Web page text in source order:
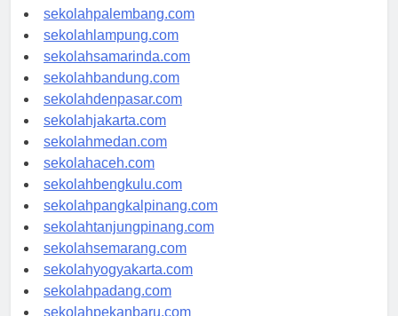
sekolahriau.com
sekolahpalembang.com
sekolahlampung.com
sekolahsamarinda.com
sekolahbandung.com
sekolahdenpasar.com
sekolahjakarta.com
sekolahmedan.com
sekolahaceh.com
sekolahbengkulu.com
sekolahpangkalpinang.com
sekolahtanjungpinang.com
sekolahsemarang.com
sekolahyogyakarta.com
sekolahpadang.com